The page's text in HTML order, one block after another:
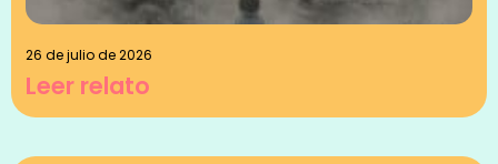
26 de julio de 2026
Leer relato